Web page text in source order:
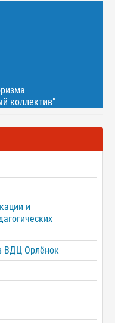
коллектив"
и
ВДЦ Орлёнок